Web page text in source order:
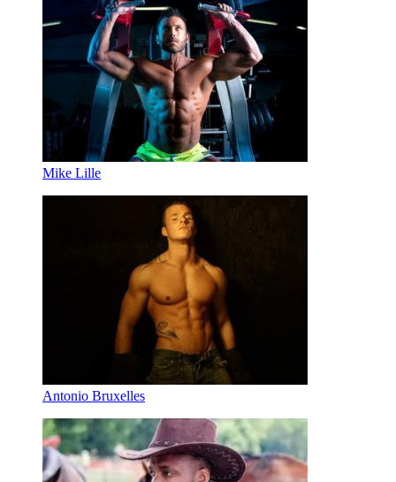
Mike Lille
Antonio Bruxelles